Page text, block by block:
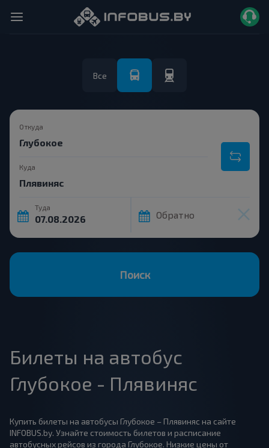
Все
Откуда
Куда
Туда
Обратно
Поиск
Билеты на автобус
Глубокое - Плявиняс
Купить билеты на автобусы Глубокое – Плявиняс на сайте
INFOBUS.by. Узнайте стоимость билетов и расписание
автобусных рейсов из города Глубокое. Низкие цены от